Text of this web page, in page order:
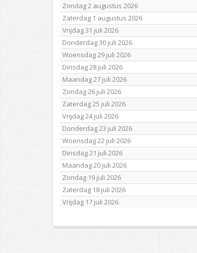
Zondag 2 augustus 2026
Zaterdag 1 augustus 2026
Vrijdag 31 juli 2026
Donderdag 30 juli 2026
Woensdag 29 juli 2026
Dinsdag 28 juli 2026
Maandag 27 juli 2026
Zondag 26 juli 2026
Zaterdag 25 juli 2026
Vrijdag 24 juli 2026
Donderdag 23 juli 2026
Woensdag 22 juli 2026
Dinsdag 21 juli 2026
Maandag 20 juli 2026
Zondag 19 juli 2026
Zaterdag 18 juli 2026
Vrijdag 17 juli 2026